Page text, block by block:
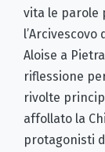
vita le parole
Aloise a
riflessione
rivolte
affollato la
protagonisti